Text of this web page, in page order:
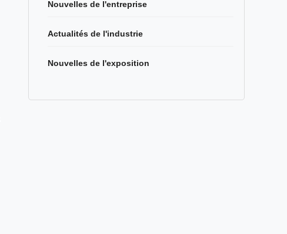
Nouvelles de l'entreprise
Actualités de l'industrie
Nouvelles de l'exposition